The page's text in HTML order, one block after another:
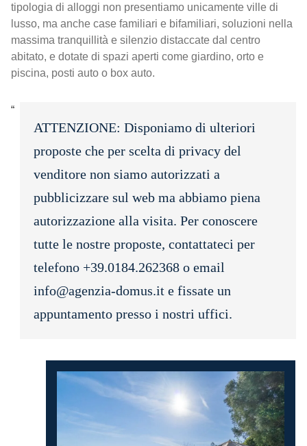
tipologia di alloggi non presentiamo unicamente ville di
lusso, ma anche case familiari e bifamiliari, soluzioni nella
massima tranquillità e silenzio distaccate dal centro
abitato, e dotate di spazi aperti come giardino, orto e
piscina, posti auto o box auto.
ATTENZIONE: Disponiamo di ulteriori
proposte che per scelta di privacy del
venditore non siamo autorizzati a
pubblicizzare sul web ma abbiamo piena
autorizzazione alla visita. Per conoscere
tutte le nostre proposte, contattateci per
telefono +39.0184.262368 o email
info@agenzia-domus.it e fissate un
appuntamento presso i nostri uffici.